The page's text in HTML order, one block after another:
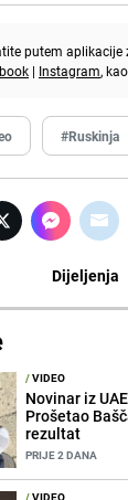
putem aplikacije
| Instagram,
#Ruskinja
Dijeljenja
/VIDEO
Novinar iz
Prošetao
rezultat
PRIJE 2 DANA
/VIDEO